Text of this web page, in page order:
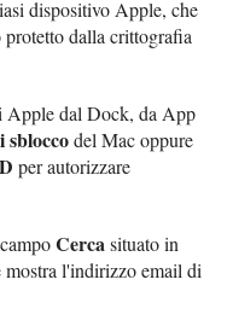
dispositivo Apple, che
dalla crittografia
Apple dal Dock, da App
sbloccodel Mac oppure
per autorizzare
Cercasituato in
mostra l'indirizzo email di